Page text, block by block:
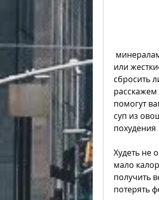
или
сбросить
расскажем
помогут
суп из
похудения
Худеть не
мало
получить
потерять